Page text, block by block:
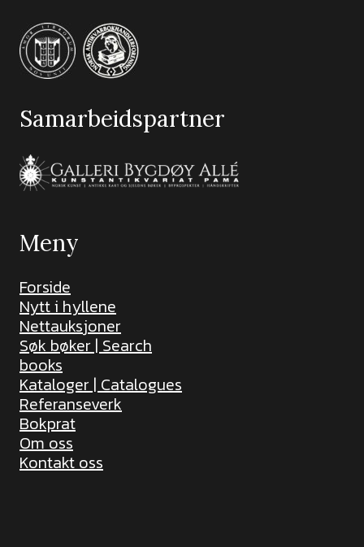
Samarbeidspartner
Meny
Forside
Nytt i hyllene
Nettauksjoner
Søk bøker | Search
books
Kataloger | Catalogues
Referanseverk
Bokprat
Om oss
Kontakt oss